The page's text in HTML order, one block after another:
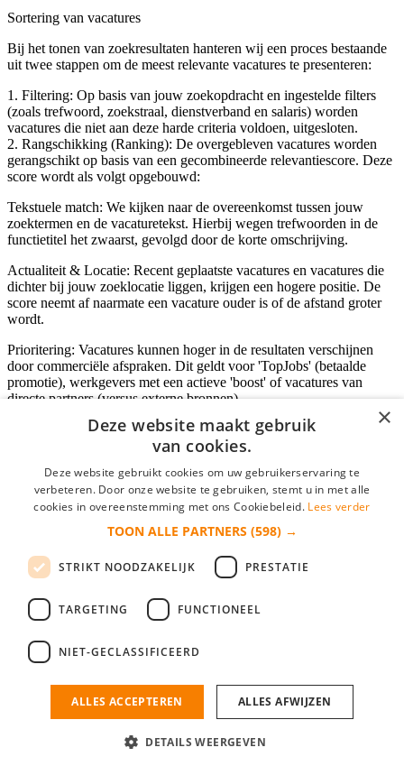
Sortering van vacatures
Bij het tonen van zoekresultaten hanteren wij een proces bestaande
uit twee stappen om de meest relevante vacatures te presenteren:
1. Filtering: Op basis van jouw zoekopdracht en ingestelde filters
(zoals trefwoord, zoekstraal, dienstverband en salaris) worden
vacatures die niet aan deze harde criteria voldoen, uitgesloten.
2. Rangschikking (Ranking): De overgebleven vacatures worden
gerangschikt op basis van een gecombineerde relevantiescore. Deze
score wordt als volgt opgebouwd:
Tekstuele match: We kijken naar de overeenkomst tussen jouw
zoektermen en de vacaturetekst. Hierbij wegen trefwoorden in de
functietitel het zwaarst, gevolgd door de korte omschrijving.
Actualiteit & Locatie: Recent geplaatste vacatures en vacatures die
dichter bij jouw zoeklocatie liggen, krijgen een hogere positie. De
score neemt af naarmate een vacature ouder is of de afstand groter
wordt.
Prioritering: Vacatures kunnen hoger in de resultaten verschijnen
door commerciële afspraken. Dit geldt voor 'TopJobs' (betaalde
promotie), werkgevers met een actieve 'boost' of vacatures van
directe partners (versus externe bronnen).
Inloggen als bedrijf
*
login gegevens onthouden
login
Bedrijf aanmelden
nieuwe collega/werknemer zo gevonden!
×
Deze website maakt gebruik
van cookies.
Deze website gebruikt cookies om uw gebruikerservaring te
verbeteren. Door onze website te gebruiken, stemt u in met alle
cookies in overeenstemming met ons Cookiebeleid. Lees verder
TOON ALLE PARTNERS (598) →
STRIKT NOODZAKELIJK PRESTATIE
TARGETING FUNCTIONEEL
NIET-GECLASSIFICEERD
ALLES ACCEPTEREN ALLES AFWIJZEN
DETAILS WEERGEVEN